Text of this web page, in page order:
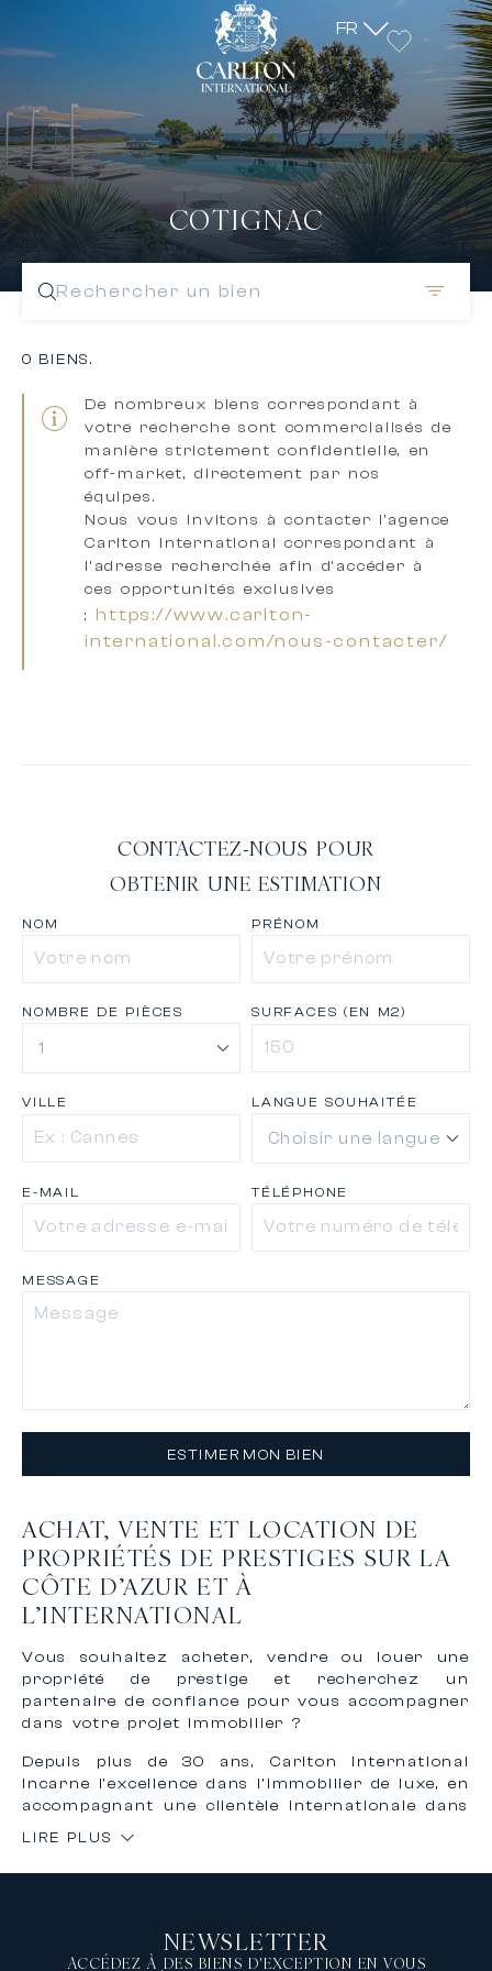
FR
Rechercher un bien
COTIGNAC
0 BIENS.
De nombreux biens correspondant à
votre recherche sont commercialisés de
manière strictement confidentielle, en
off-market, directement par nos
équipes.
Nous vous invitons àcontacter l’agence
Carlton International correspondant à
l’adresse recherchée afin d’accéder à
ces opportunités exclusives
: https://www.carlton-
international.com/nous-contacter/
CONTACTEZ-NOUS POUR
OBTENIR UNE ESTIMATION
NOM PRÉNOM
NOMBRE DE PIÈCES SURFACES (EN M2)
VILLE LANGUE SOUHAITÉE
E-MAIL TÉLÉPHONE
MESSAGE
ESTIMER MON BIEN
ACHAT, VENTE ET LOCATION DE
PROPRIÉTÉS DE PRESTIGES SUR LA
CÔTE D’AZUR ET À
L’INTERNATIONAL
Vous souhaitez acheter, vendre ou louer une
propriété de prestige et recherchez un
partenaire de confiance pour vous accompagner
dans votre projet immobilier ?
Depuis plus de 30 ans, Carlton International
incarne l’excellence dans l’immobilier de luxe, en
accompagnant une clientèle internationale dans
l’international.
accompagnement personnalisé, confidentiel et
sur mesure pour concrétiser vos projets
LIRE PLUS
NEWSLETTER
ACCÉDEZ À DES BIENS D'EXCEPTION EN VOUS